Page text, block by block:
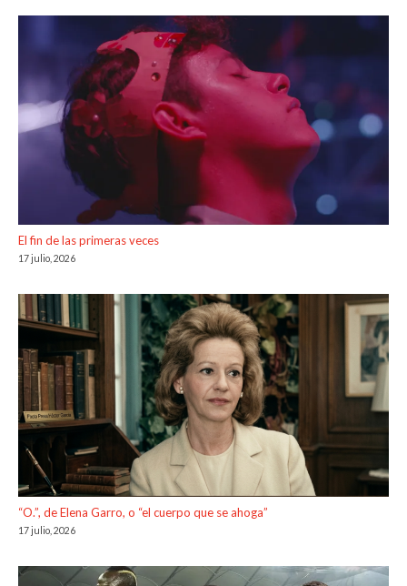
El fin de las primeras veces
17 julio, 2026
“O.”, de Elena Garro, o “el cuerpo que se ahoga”
17 julio, 2026